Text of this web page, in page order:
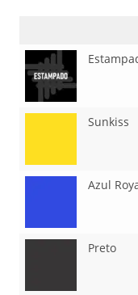
Sunkiss
Azul
Preto